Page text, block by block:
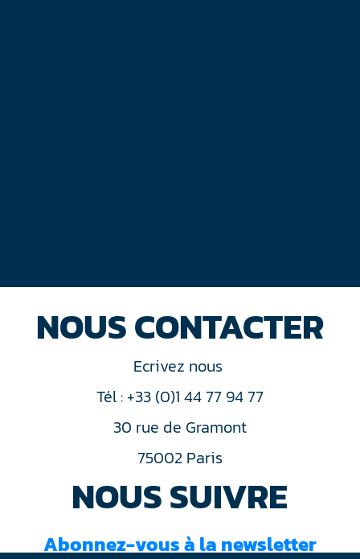
NOUS CONTACTER
Ecrivez nous
Tél : +33 (0)1 44 77 94 77
30 rue de Gramont
75002 Paris
NOUS SUIVRE
Abonnez-vous à la newsletter